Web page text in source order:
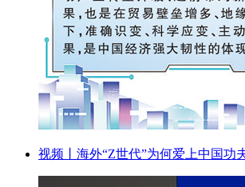
视频丨海外“Z世代”为何爱上中国功